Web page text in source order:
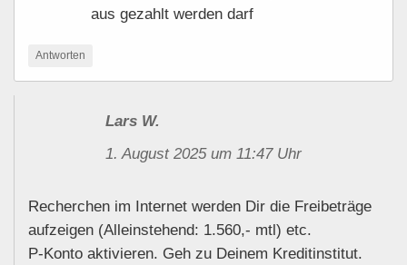
aus gezahlt werden darf
Antworten
Lars W.
1. August 2025 um 11:47 Uhr
Recherchen im Internet werden Dir die Freibeträge
aufzeigen (Alleinstehend: 1.560,- mtl) etc.
P-Konto aktivieren. Geh zu Deinem Kreditinstitut.